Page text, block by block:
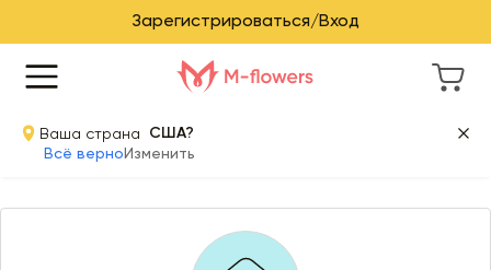
Зарегистрироваться/Вход
Ваша страна
США?
Всё верно Изменить